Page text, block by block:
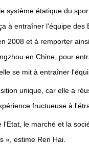
système étatique du
à entraîner l'équipe des
2008 et à remporter
en Chine, pour
se mit à entraîner
unique, car elle a
fructueuse à
l'Etat, le marché et la
», estime Ren Hai.